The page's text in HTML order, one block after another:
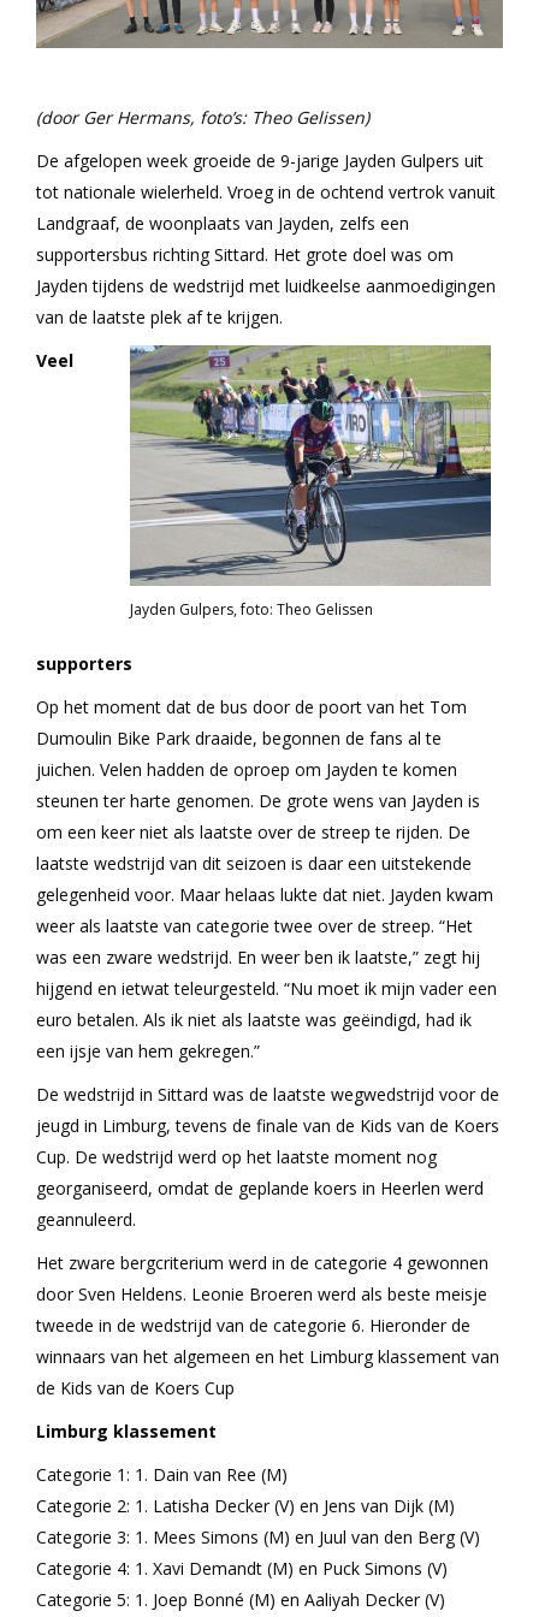
(door Ger Hermans, foto’s: Theo Gelissen)
De afgelopen week groeide de 9-jarige Jayden Gulpers uit
tot nationale wielerheld. Vroeg in de ochtend vertrok vanuit
Landgraaf, de woonplaats van Jayden, zelfs een
supportersbus richting Sittard. Het grote doel was om
Jayden tijdens de wedstrijd met luidkeelse aanmoedigingen
van de laatste plek af te krijgen.
Jayden Gulpers, foto: Theo Gelissen
Veel
supporters
Op het moment dat de bus door de poort van het Tom
Dumoulin Bike Park draaide, begonnen de fans al te
juichen. Velen hadden de oproep om Jayden te komen
steunen ter harte genomen. De grote wens van Jayden is
om een keer niet als laatste over de streep te rijden. De
laatste wedstrijd van dit seizoen is daar een uitstekende
gelegenheid voor. Maar helaas lukte dat niet. Jayden kwam
weer als laatste van categorie twee over de streep. “Het
was een zware wedstrijd. En weer ben ik laatste,” zegt hij
hijgend en ietwat teleurgesteld. “Nu moet ik mijn vader een
euro betalen. Als ik niet als laatste was geëindigd, had ik
een ijsje van hem gekregen.”
De wedstrijd in Sittard was de laatste wegwedstrijd voor de
jeugd in Limburg, tevens de finale van de Kids van de Koers
Cup. De wedstrijd werd op het laatste moment nog
georganiseerd, omdat de geplande koers in Heerlen werd
geannuleerd.
Het zware bergcriterium werd in de categorie 4 gewonnen
door Sven Heldens. Leonie Broeren werd als beste meisje
tweede in de wedstrijd van de categorie 6. Hieronder de
winnaars van het algemeen en het Limburg klassement van
de Kids van de Koers Cup
Limburg klassement
Categorie 1: 1. Dain van Ree (M)
Categorie 2: 1. Latisha Decker (V) en Jens van Dijk (M)
Categorie 3: 1. Mees Simons (M) en Juul van den Berg (V)
Categorie 4: 1. Xavi Demandt (M) en Puck Simons (V)
Categorie 5: 1. Joep Bonné (M) en Aaliyah Decker (V)